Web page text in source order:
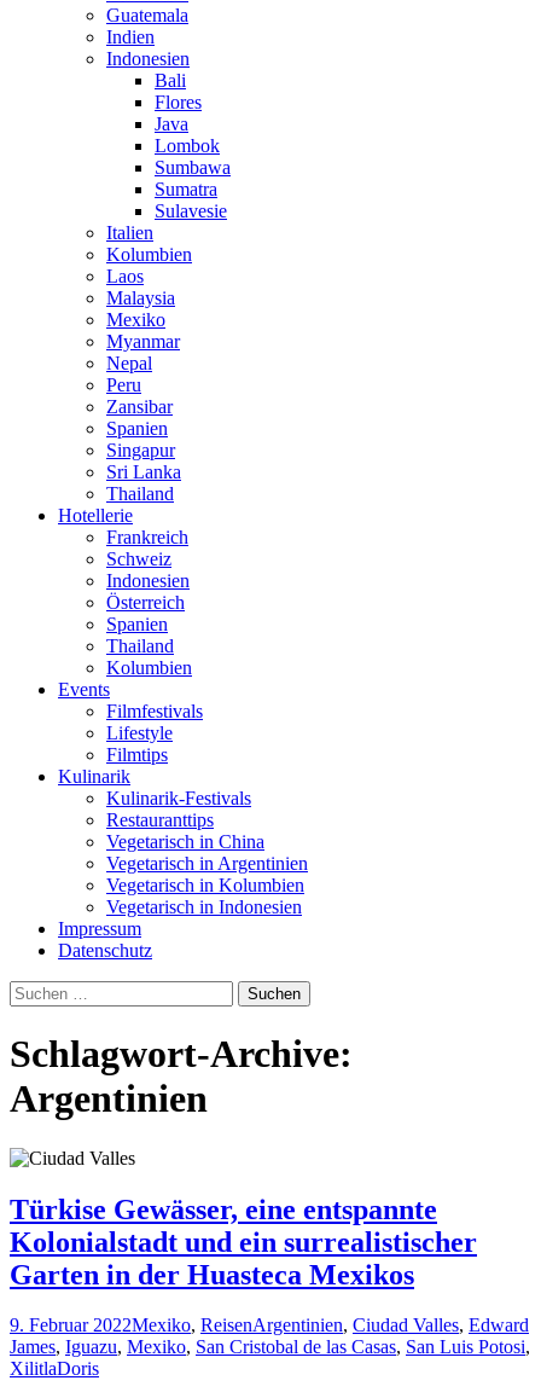
Guatemala
Indien
Indonesien
Bali
Flores
Java
Lombok
Sumbawa
Sumatra
Sulavesie
Italien
Kolumbien
Laos
Malaysia
Mexiko
Myanmar
Nepal
Peru
Zansibar
Spanien
Singapur
Sri Lanka
Thailand
Hotellerie
Frankreich
Schweiz
Indonesien
Österreich
Spanien
Thailand
Kolumbien
Events
Filmfestivals
Lifestyle
Filmtips
Kulinarik
Kulinarik-Festivals
Restauranttips
Vegetarisch in China
Vegetarisch in Argentinien
Vegetarisch in Kolumbien
Vegetarisch in Indonesien
Impressum
Datenschutz
Suchen
nach:
Schlagwort-Archive:
Argentinien
Türkise Gewässer, eine entspannte
Kolonialstadt und ein surrealistischer
Garten in der Huasteca Mexikos
9. Februar 2022Mexiko, ReisenArgentinien, Ciudad Valles, Edward
James, Iguazu, Mexiko, San Cristobal de las Casas, San Luis Potosi,
XilitlaDoris